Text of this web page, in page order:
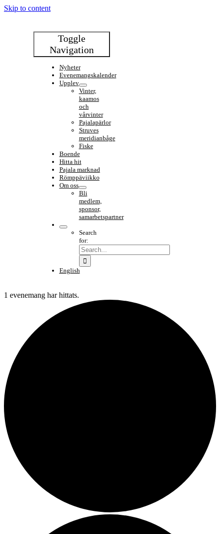
Skip to content
Toggle
Navigation
Nyheter
Evenemangskalender
Upplev
Vinter,
kaamos
och
vårvinter
Pajalapärlor
Struves
meridianbåge
Fiske
Boende
Hitta hit
Pajala marknad
Römppäviikko
Om oss
Bli
medlem,
sponsor,
samarbetspartner
Search
for:
English
1 evenemang har hittats.